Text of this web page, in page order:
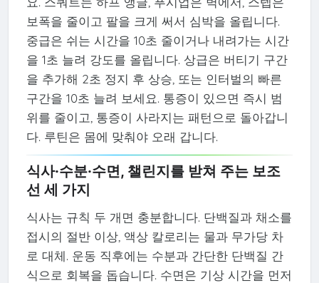
보폭을 줄이고 팔을 크게 써서 심박을 올립니다.
중급은 쉬는 시간을 10초 줄이거나 내려가는 시간
을 1초 늘려 강도를 올립니다. 상급은 버티기 구간
을 추가해 2초 정지 후 상승, 또는 인터벌의 빠른
구간을 10초 늘려 보세요. 통증이 있으면 즉시 범
위를 줄이고, 통증이 사라지는 패턴으로 돌아갑니
다. 루틴은 몸에 맞춰야 오래 갑니다.
식사·수분·수면, 챌린지를 받쳐 주는 보조
선 세 가지
식사는 규칙 두 개면 충분합니다. 단백질과 채소를
접시의 절반 이상, 액상 칼로리는 물과 무가당 차
로 대체. 운동 직후에는 수분과 간단한 단백질 간
식으로 회복을 돕습니다. 수면은 기상 시간을 먼저